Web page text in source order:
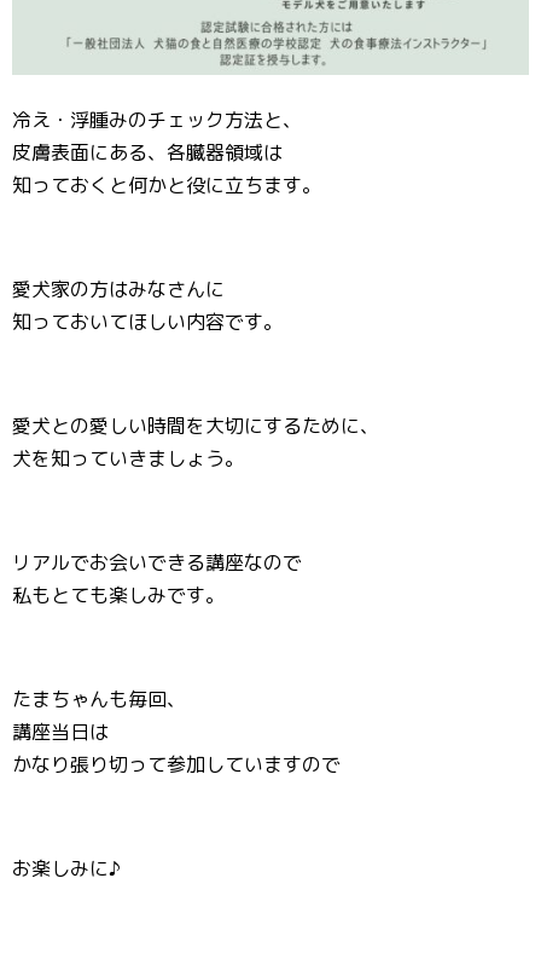
冷え・浮腫みのチェック方法と、
皮膚表面にある、各臓器領域は
知っておくと何かと役に立ちます。
愛犬家の方はみなさんに
知っておいてほしい内容です。
愛犬との愛しい時間を大切にするために、
犬を知っていきましょう。
リアルでお会いできる講座なので
私もとても楽しみです。
たまちゃんも毎回、
講座当日は
かなり張り切って参加していますので
お楽しみに♪